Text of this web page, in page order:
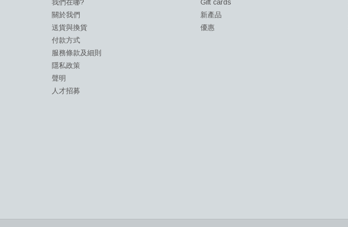
我們在哪?
關於我們
送貨與換貨
付款方式
服務條款及細則
隱私政策
聲明
人才招募
Gift cards
新產品
優惠